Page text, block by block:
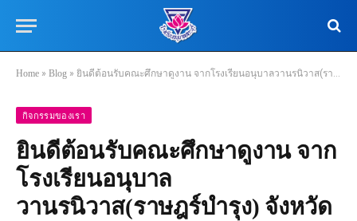
Home » Blog » ยินดีต้อนรับคณะศึกษาดูงาน จากโรงเรียนอนุบาลวานรนิวาส(ราษฎร์บำรุง) จังหวัดสกลนคร
กิจกรรมของเรา
ยินดีต้อนรับคณะศึกษาดูงาน จาก
โรงเรียนอนุบาล
วานรนิวาส(ราษฎร์บำรุง) จังหวัด